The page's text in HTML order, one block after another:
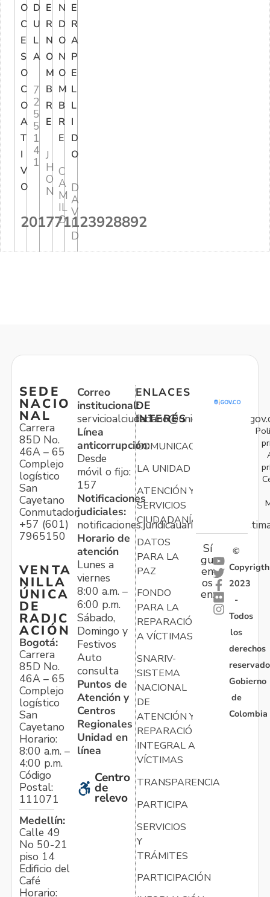
O
C
E
S
O
C
O
A
T
I
V
O
201771123928892
D
U
L
A
7
2
5
5
1
4
1
E
R
N
O
M
B
R
E
J
H
O
N
N
D
O
N
O
M
B
R
E
C
A
M
IL
O
E
R
A
P
E
L
L
I
D
O
D
A
V
I
D
SEDE
NACIO
NAL
Carrera
85D No.
46A – 65
Complejo
logístico
San
Cayetano
Conmutador:
+57 (601)
7965150
VENTA
NILLA
ÚNICA
DE
RADIC
ACIÓN
Bogotá:
Carrera
85D No.
46A – 65
Complejo
logístico
San
Cayetano
Horario:
8:00 a.m. –
4:00 p.m.
Código
Postal:
111071
Medellín:
Calle 49
No 50-21
piso 14
Edificio del
Café
Horario:
Correo
institucional:
Línea
anticorrupción:
Desde
móvil o fijo:
157
Notificaciones
judiciales:
Horario de
atención
Lunes a
viernes
8:00 a.m. –
6:00 p.m.
Sábado,
Domingo y
Festivos
Auto
consulta
Puntos de
Atención y
Centros
Regionales
Unidad en
línea
Centro
de
relevo
ENLACES
DE
INTERÉS
COMUNICACIONES
LA UNIDAD
ATENCIÓN Y
SERVICIOS
CIUDADANÍA
DATOS
PARA LA
PAZ
FONDO
PARA LA
REPARACIÓN
A VÍCTIMAS
SNARIV-
SISTEMA
NACIONAL
DE
ATENCIÓN Y
REPARACIÓN
INTEGRAL A
VÍCTIMAS
TRANSPARENCIA
PARTICIPA
SERVICIOS
Y
TRÁMITES
PARTICIPACIÓN
Sí
gu
en
os
en:
©
Copyrigth
2023
-
Todos
los
derechos
Gobierno
de
Colombia